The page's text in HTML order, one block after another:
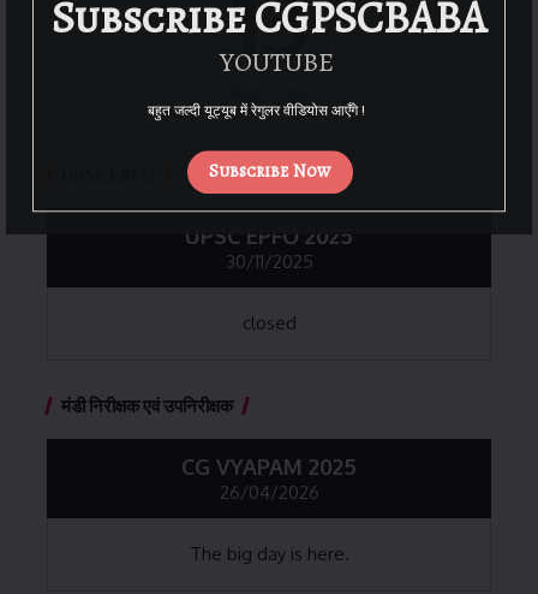
UPSC EPFO 2025
30/11/2025
closed
मंडी निरीक्षक एवं उपनिरीक्षक
CG VYAPAM 2025
26/04/2026
The big day is here.
Subscribe CGPSCBABA
YOUTUBE
Subscribe Now
बहुत जल्दी यूट्यूब में रेगुलर वीडियोस आएँगे !